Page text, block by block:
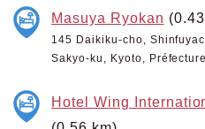
Masuya Ryokan
145 Daikiku-cho,
Sakyo-ku, Kyoto,
Hotel Wing